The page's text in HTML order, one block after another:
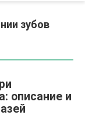
зубов
описание и